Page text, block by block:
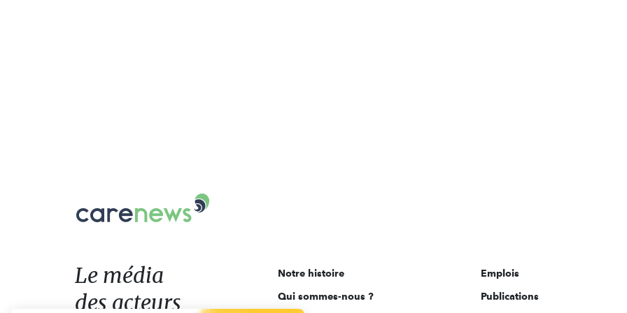
Le
acteurs
de
l'engagement
Le média
des acteurs
Notre histoire
Qui sommes-nous ?
Emplois
Publications